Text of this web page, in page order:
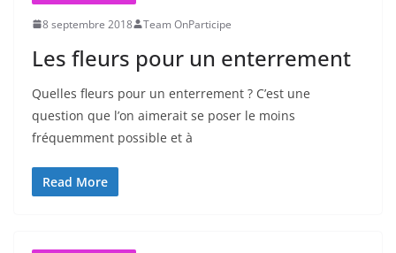
8 septembre 2018 Team OnParticipe
Les fleurs pour un enterrement
Quelles fleurs pour un enterrement ? C’est une
question que l’on aimerait se poser le moins
fréquemment possible et à
Read More